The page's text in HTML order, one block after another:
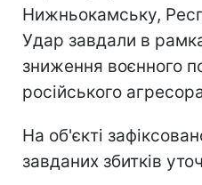
Нижньокамську,
Удар завдали в
зниження воєнного
російського
На об'єкті
завданих збитків